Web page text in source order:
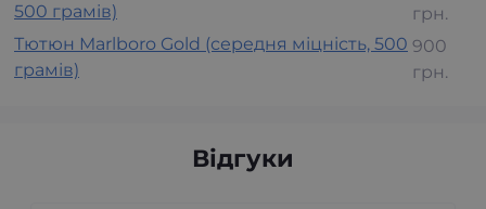
500 грамів)
грн.
Тютюн Marlboro Gold (середня міцність, 500
грамів)
900
грн.
Відгуки